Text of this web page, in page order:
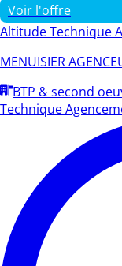
Voir l'offre
Altitude Technique
MENUISIER
BTP & second
Technique